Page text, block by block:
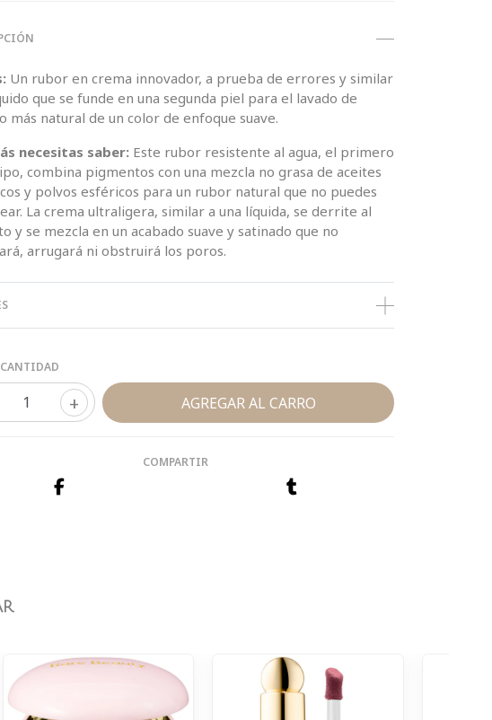
Un rubor en crema innovador, a prueba de errores y similar
que se funde en una segunda piel para el lavado de
más natural de un color de enfoque suave.
necesitas saber:Este rubor resistente al agua, el primero
combina pigmentos con una mezcla no grasa de aceites
y polvos esféricos para un rubor natural que no puedes
La crema ultraligera, similar a una líquida, se derrite al
y se mezcla en un acabado suave y satinado que no
arrugará ni obstruirá los poros.
CANTIDAD
+
COMPARTIR